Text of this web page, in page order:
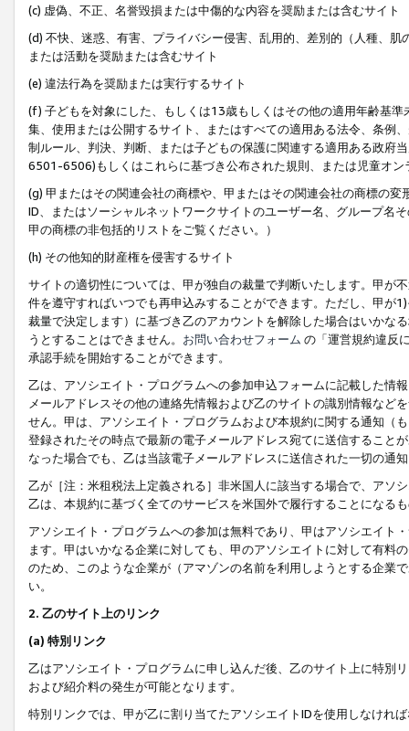
(c) 虚偽、不正、名誉毀損または中傷的な内容を奨励または含むサイト
(d) 不快、迷惑、有害、プライバシー侵害、乱用的、差別的（人種、
または活動を奨励または含むサイト
(e) 違法行為を奨励または実行するサイト
(f) 子どもを対象にした、もしくは13歳もしくはその他の適用年齢基
集、使用または公開するサイト、またはすべての適用ある法令、条例
制ルール、判決、判断、または子どもの保護に関連する適用ある政府
6501-6506)もしくはこれらに基づき公布された規則、または児童オン
(g) 甲またはその関連会社の商標や、甲またはその関連会社の商標の
ID、またはソーシャルネットワークサイトのユーザー名、グループ名
甲の商標の非包括的リストをご覧ください。）
(h) その他知的財産権を侵害するサイト
サイトの適切性については、甲が独自の裁量で判断いたします。甲が
件を遵守すればいつでも再申込みすることができます。ただし、甲が
裁量で決定します）に基づき乙のアカウントを解除した場合はいかな
うとすることはできません。 お問い合わせフォーム の「運営規約違反
承認手続を開始することができます。
乙は、アソシエイト・プログラムへの参加申込フォームに記載した情
メールアドレスその他の連絡先情報および乙のサイトの識別情報など
せん。甲は、アソシエイト・プログラムおよび本規約に関する通知（
登録されたその時点で最新の電子メールアドレス宛てに送信すること
なった場合でも、乙は当該電子メールアドレスに送信された一切の通
乙が［注：米租税法上定義される］非米国人に該当する場合で、アソ
乙は、本規約に基づく全てのサービスを米国外で履行することになる
アソシエイト・プログラムへの参加は無料であり、甲はアソシエイト
ます。甲はいかなる企業に対しても、甲のアソシエイトに対して有料
のため、このような企業が（アマゾンの名前を利用しようとする企業
い。
2. 乙のサイト上のリンク
(a) 特別リンク
乙はアソシエイト・プログラムに申し込んだ後、乙のサイト上に特別
および紹介料の発生が可能となります。
特別リンクでは、甲が乙に割り当てたアソシエイトIDを使用しなけれ